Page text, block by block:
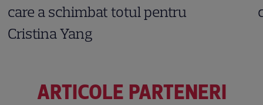
care a schimbat totul pentru
Cristina Yang
ARTICOLE PARTENERI